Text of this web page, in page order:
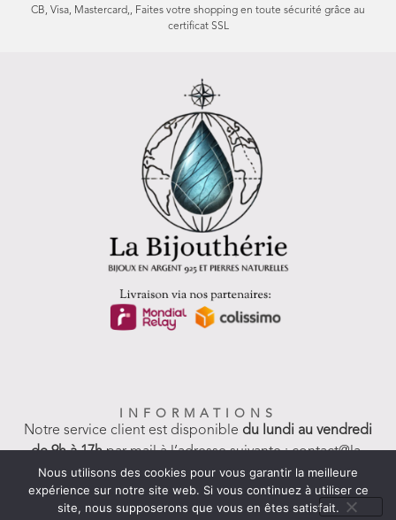
CB, Visa, Mastercard,, Faites votre shopping en toute sécurité grâce au
certificat SSL
INFORMATIONS
Notre service client est disponible du lundi au vendredi
de 9h à 17hpar mail à l’adresse suivante : contact@la-
bijoutherie.fr
Par téléphone : +33 6 77 39 03 22
Nous utilisons des cookies pour vous garantir la meilleure
expérience sur notre site web. Si vous continuez à utiliser ce
site, nous supposerons que vous en êtes satisfait.